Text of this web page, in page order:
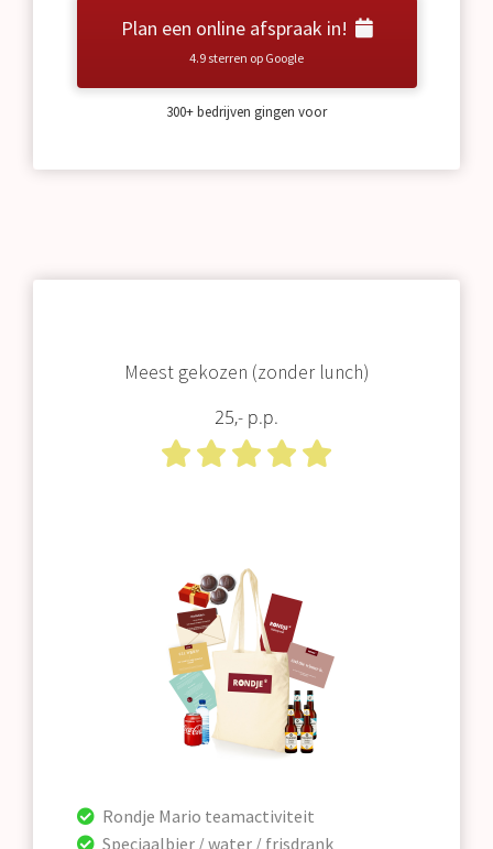
Plan een online afspraak in!
4.9 sterren op Google
300+ bedrijven gingen voor
Meest gekozen (zonder lunch)
25,- p.p.
Rondje Mario teamactiviteit
Speciaalbier / water / frisdrank